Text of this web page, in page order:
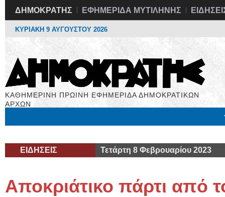
ΔΗΜΟΚΡΑΤΗΣ ΕΦΗΜΕΡΙΔΑ ΜΥΤΙΛΗΝΗΣ
ΚΥΡΙΑΚΗ 9 ΑΥΓΟΥΣΤΟΥ 2026
ΚΑΘΗΜΕΡΙΝΗ ΠΡΩΙΝΗ ΕΦΗΜΕΡΙΔΑ ΔΗΜΟΚΡΑΤΙΚΩΝ
ΑΡΧΩΝ
ΕΙΔΗΣΕΙΣ Τετάρτη 8 Φεβρουαρίου 2023
Αποκριάτικο πάρτι από